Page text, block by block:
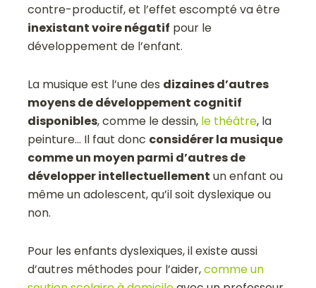
contre-productif, et l’effet escompté va être
inexistant voire négatif pour le
développement de l’enfant.
La musique est l’une des dizaines d’autres
moyens de développement cognitif
disponibles, comme le dessin, le théâtre, la
peinture… Il faut donc considérer la musique
comme un moyen parmi d’autres de
développer intellectuellement un enfant ou
même un adolescent, qu’il soit dyslexique ou
non.
Pour les enfants dyslexiques, il existe aussi
d’autres méthodes pour l’aider,comme un